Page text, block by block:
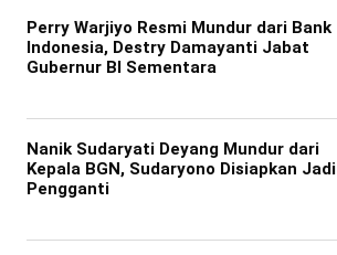
Perry Warjiyo Resmi Mundur dari Bank
Indonesia, Destry Damayanti Jabat
Gubernur BI Sementara
Nanik Sudaryati Deyang Mundur dari
Kepala BGN, Sudaryono Disiapkan Jadi
Pengganti